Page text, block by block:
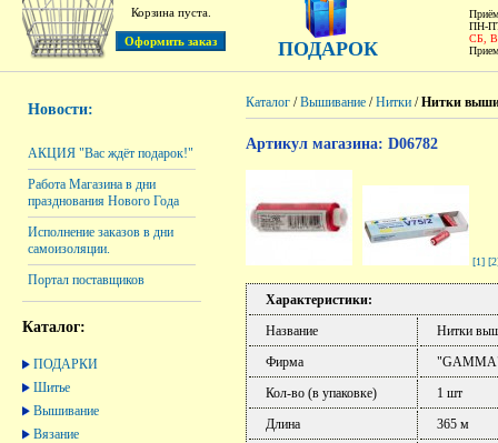
Корзина пуста.
ПОДАРОК
ПН-
СБ,
Новости:
АКЦИЯ "Вас ждёт подарок!"
Работа Магазина в дни
празднования Нового Года
Исполнение заказов в дни
самоизоляции.
Портал поставщиков
Каталог:
ПОДАРКИ
Шитье
Вышивание
Вязание
Каталог /Вышивание /Нитки /Нитки
Артикул магазина: D06782
[1]
Характеристики:
Название
Нитки
Фирма
Кол-во (в упаковке)
1 шт
Длина
365 м